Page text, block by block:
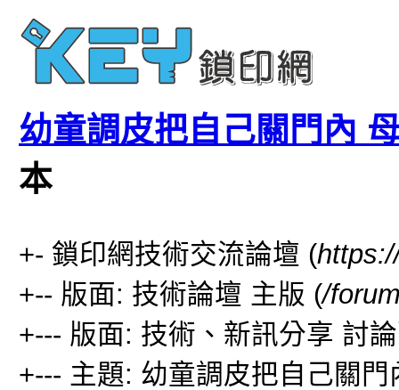
幼童調皮把自己關門內
本
+- 鎖印網技術交流論壇 (
+-- 版面: 技術論壇 主版 (/
+--- 版面: 技術、新訊分享 討
+--- 主題: 幼童調皮把自己關